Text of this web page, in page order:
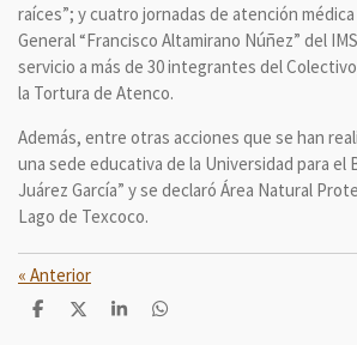
raíces”; y cuatro jornadas de atención
General “Francisco Altamirano Núñez” del
servicio a más de 30 integrantes del
la Tortura de Atenco.
Además, entre otras acciones que se han
una sede educativa de la Universidad para el
Juárez García” y se declaró Área Natural
Lago de Texcoco.
« Anterior
C
C
C
C